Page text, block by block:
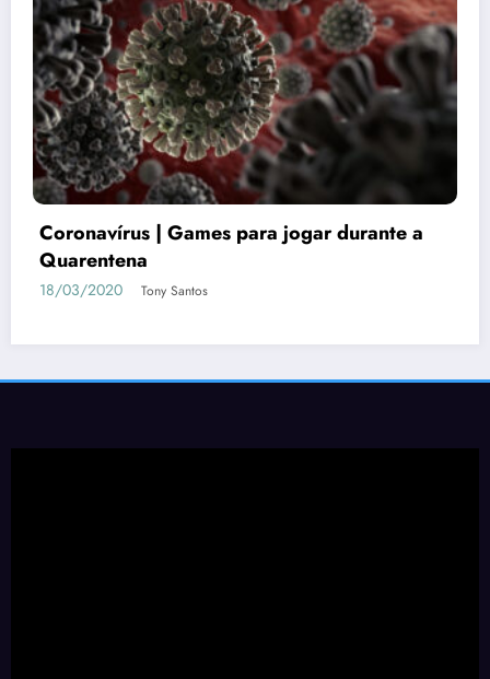
Coronavírus | Games para jogar durante a
Quarentena
18/03/2020 Tony Santos